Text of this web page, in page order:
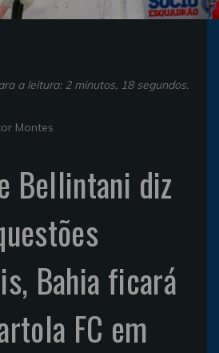
a leitura: 2 minutos, 18 segundos.
Montes
Bellintani diz
Bahia ficará
FC em